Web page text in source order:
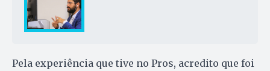
Pela experiência que tive no Pros, acredito que foi